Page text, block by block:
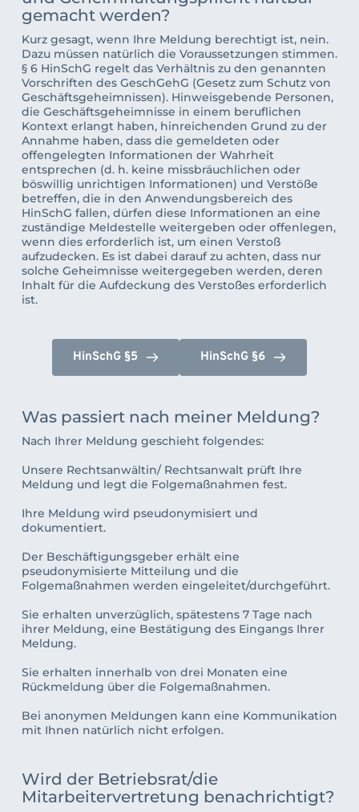
gemacht werden?
Kurz gesagt, wenn Ihre Meldung berechtigt ist, nein.
Dazu müssen natürlich die Voraussetzungen stimmen.
§ 6 HinSchG regelt das Verhältnis zu den genannten
Vorschriften des GeschGehG (Gesetz zum Schutz von
Geschäftsgeheimnissen). Hinweisgebende Personen,
die Geschäftsgeheimnisse in einem beruflichen
Kontext erlangt haben, hinreichenden Grund zu der
Annahme haben, dass die gemeldeten oder
offengelegten Informationen der Wahrheit
entsprechen (d. h. keine missbräuchlichen oder
böswillig unrichtigen Informationen) und Verstöße
betreffen, die in den Anwendungsbereich des
HinSchG fallen, dürfen diese Informationen an eine
zuständige Meldestelle weitergeben oder offenlegen,
wenn dies erforderlich ist, um einen Verstoß
aufzudecken. Es ist dabei darauf zu achten, dass nur
solche Geheimnisse weitergegeben werden, deren
Inhalt für die Aufdeckung des Verstoßes erforderlich
ist.
HinSchG §5 HinSchG §6
Was passiert nach meiner Meldung?
Nach Ihrer Meldung geschieht folgendes:
Unsere Rechtsanwältin/ Rechtsanwalt prüft Ihre
Meldung und legt die Folgemaßnahmen fest.
Ihre Meldung wird pseudonymisiert und
dokumentiert.
Der Beschäftigungsgeber erhält eine
pseudonymisierte Mitteilung und die
Folgemaßnahmen werden eingeleitet/durchgeführt.
Sie erhalten unverzüglich, spätestens 7 Tage nach
ihrer Meldung, eine Bestätigung des Eingangs Ihrer
Meldung.
Sie erhalten innerhalb von drei Monaten eine
Rückmeldung über die Folgemaßnahmen.
Bei anonymen Meldungen kann eine Kommunikation
mit Ihnen natürlich nicht erfolgen.
Wird der Betriebsrat/die
Mitarbeitervertretung benachrichtigt?